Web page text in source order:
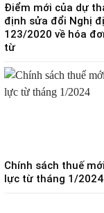
Điểm mới của dự
định sửa đổi Nghị
123/2020 về hóa
từ
Chính sách thuế
lực từ tháng 1/2024